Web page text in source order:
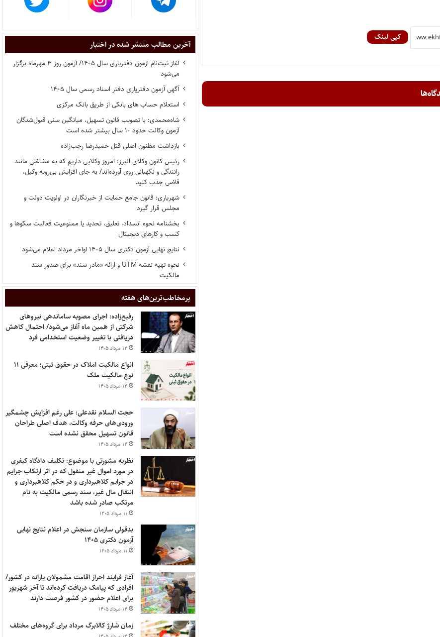
کپی لینک
آخرین مطالب منتشر شده در اختبار
آغاز ثبت‌نام آزمون دفتریاری سال ۱۴۰۵/ آزمون روز ۳ مهرماه برگزار
می‌شود
آگهی آزمون دفتریاری دفتر اسناد رسمی سال ۱۴۰۵
استعلام حساب های بانکی از طریق بانک مرکزی
شاه‌محمدی: با تصویب قانون تسهیل، میانگین سنی قبول‌شدگان
آزمون وکالت حدود ۱۰ سال بیشتر شده است
بازداشت مظنون اصلی قتل حمیدرضا رجب‌زاده
رئیس کانون وکلای البرز: امروز وکلایی داریم که به مشاغلی مانند
رانندگی و نگهبانی روی آورده‌اند/ به جای افزایش بی‌رویه وکیل،
قاضی جذب کنید
شهریاری: قانون جامع حمایت از خبرنگاران در اولویت دولت و
مجلس قرار گیرد
بخشنامه نحوه انسداد، تعلیق، تحدید یا ممنوعیت فعالیت سکوها و
کسب و کارهای دیجیتال
نتایج نهایی آزمون دکتری سال ۱۴۰۵ اواخر مرداد اعلام می‌شود
نحوه تهیه نقشه UTM و ارائه «مادر سند» برای صدور سند
مالکیت
پر‌مخاطب‌ترین‌های هفته
رفیع‌زاده: اجرای مصوبه ساماندهی نیروهای
شرکتی از همین ماه آغاز می‌شود/ احتمال کاهش
دریافتی با تغییر وضعیت استخدامی فرد
۱۲ مرداد ۱۴۰۵
انواع مالکیت املاک در حقوق ثبتی؛ معرفی ۱۱
نوع مالکیت ملک
۱۲ مرداد ۱۴۰۵
حجت السلام نقدعلی: علی رغم افزایش چشمگیر
ورودی‌های حرفه وکالت، هدف اصلی طراحان
قانون تسهیل محقق نشده است
۱۴ مرداد ۱۴۰۵
نظریه مشورتی با موضوع: تکلیف دادگاه کیفری
در مورد اموال غیر منقول که در اثر ارتکاب جرایم
در جرایم کلاهبرداری و در حکم کلاهبرداری و
انتقال مال غیر، سند رسمی مالکیت به نام
مرتکب صادر شده باشد
۱۱ مرداد ۱۴۰۵
بدقولی سازمان سنجش در اعلام نتایج نهایی
آزمون دکتری ۱۴۰۵
۱۱ مرداد ۱۴۰۵
آغاز فرایند احراز اقامت مشمولان یارانه در کشور/
افرادی که پیامک دریافت کرده‌اند تا آخر شهریور
برای اعلام حضور در کشور فرصت دارند
۱۴ مرداد ۱۴۰۵
زمان شارژ کالابرگ مرداد برای گروه‌های مختلف